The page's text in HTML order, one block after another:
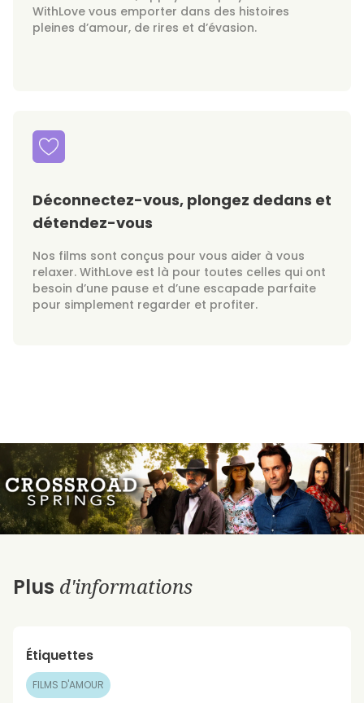
WithLove vous emporter dans des histoires
pleines d’amour, de rires et d’évasion.
Déconnectez-vous, plongez dedans et
détendez-vous
Nos films sont conçus pour vous aider à vous
relaxer. WithLove est là pour toutes celles qui ont
besoin d’une pause et d’une escapade parfaite
pour simplement regarder et profiter.
Plus d'informations
Étiquettes
FILMS D'AMOUR